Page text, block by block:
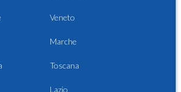
Veneto
Marche
Toscana
Lazio